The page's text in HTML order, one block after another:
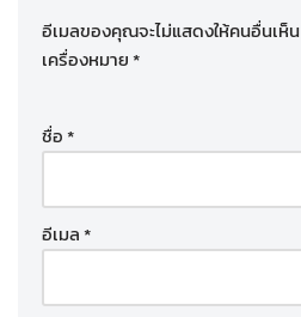
อีเมลของคุณจะไม่แสดงให้คนอื่นเห็น
เครื่องหมาย*
ชื่อ*
อีเมล*